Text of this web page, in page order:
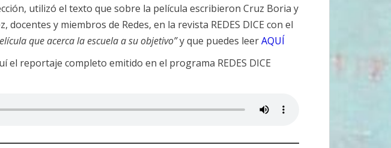
utilizó el texto que sobre la película escribieron Cruz Boria y
docentes y miembros de Redes, en la revista REDES DICE con el
que acerca la escuela a su objetivo”y que puedes leerAQUÍ
el reportaje completo emitido en el programa REDES DICE